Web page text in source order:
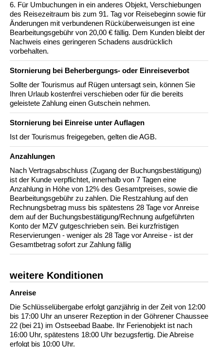
6. Für Umbuchungen in ein anderes Objekt, Verschiebungen
des Reisezeitraum bis zum 91. Tag vor Reisebeginn sowie für
Änderungen mit verbundenen Rücküberweisungen ist eine
Bearbeitungsgebühr von 20,00 € fällig. Dem Kunden bleibt der
Nachweis eines geringeren Schadens ausdrücklich
vorbehalten.
Stornierung bei Beherbergungs- oder Einreiseverbot
Sollte der Tourismus auf Rügen untersagt sein, können Sie
Ihren Urlaub kostenfrei verschieben oder für die bereits
geleistete Zahlung einen Gutschein nehmen.
Stornierung bei Einreise unter Auflagen
Ist der Tourismus freigegeben, gelten die AGB.
Anzahlungen
Nach Vertragsabschluss (Zugang der Buchungsbestätigung)
ist der Kunde verpflichtet, innerhalb von 7 Tagen eine
Anzahlung in Höhe von 12% des Gesamtpreises, sowie die
Bearbeitungsgebühr zu zahlen. Die Restzahlung auf den
Rechnungsbetrag muss bis spätestens 28 Tage vor Anreise
dem auf der Buchungsbestätigung/Rechnung aufgeführten
Konto der MZV gutgeschrieben sein. Bei kurzfristigen
Reservierungen - weniger als 28 Tage vor Anreise - ist der
Gesamtbetrag sofort zur Zahlung fällig
weitere Konditionen
Anreise
Die Schlüsselübergabe erfolgt ganzjährig in der Zeit von 12:00
bis 17:00 Uhr an unserer Rezeption in der Göhrener Chaussee
22 (bei 21) im Ostseebad Baabe. Ihr Ferienobjekt ist nach
16:00 Uhr, spätestens 18:00 Uhr bezugsfertig. Die Abreise
erfolgt bis 10:00 Uhr.